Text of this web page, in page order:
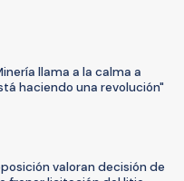
llama a la calma a
haciendo una revolución"
valoran decisión de